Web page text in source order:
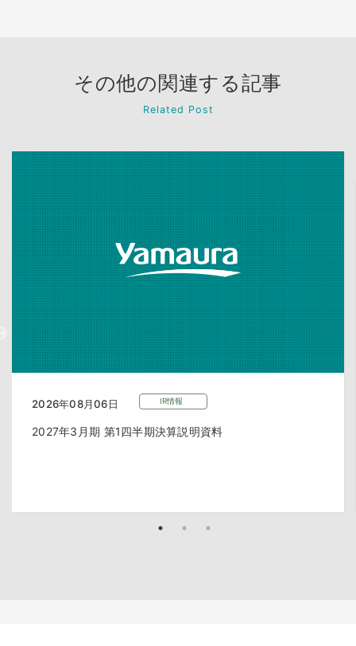
その他の関連する記事
Related Post
2026年08月06日 IR情報
2027年3月期 第1四半期決算説明資料